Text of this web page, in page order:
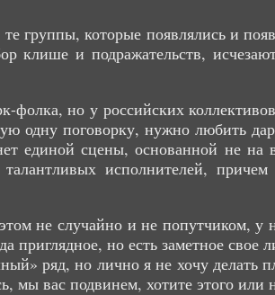
группы, которые появлялись и
клише и подражательств,
но у российских
одну поговорку, нужно любить
единой сцены, основанной не на
исполнителей,
не случайно и не попутчиком, у
приглядное, но есть заметное
ряд, но лично я не хочу делать
мы вас подвинем, хотите этого или